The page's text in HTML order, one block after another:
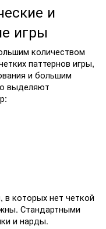
и
игры
количеством
паттернов игры,
и большим
выделяют
в которых нет четкой
Стандартными
и нарды.